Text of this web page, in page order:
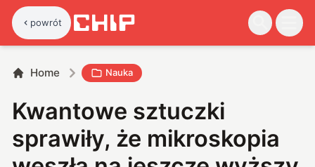
powrót
Home Nauka
Kwantowe sztuczki
sprawiły, że mikroskopia